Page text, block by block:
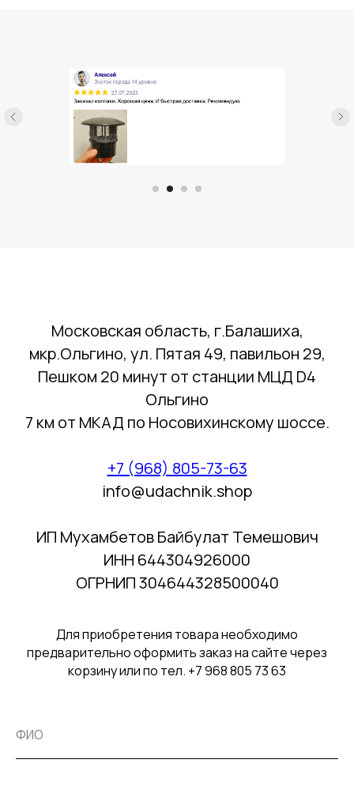
Московская область, г.Балашиха,
мкр.Ольгино, ул. Пятая 49, павильон 29,
Пешком 20 минут от станции МЦД D4
Ольгино
7 км от МКАД по Носовихинскому шоссе.
+7 (968) 805-73-63
info@udachnik.shop
ИП Мухамбетов Байбулат Темешович
ИНН 644304926000
ОГРНИП 304644328500040
Для приобретения товара необходимо
предварительно оформить заказ на сайте через
корзину или по тел. +7 968 805 73 63